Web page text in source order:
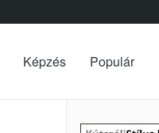
Képzés Populár